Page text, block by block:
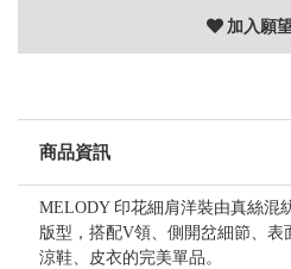
加入願
商品資訊
MELODY 印花細肩洋裝由真絲混
版型，搭配V領、側開岔細節、表
涼鞋、皮衣的完美單品。